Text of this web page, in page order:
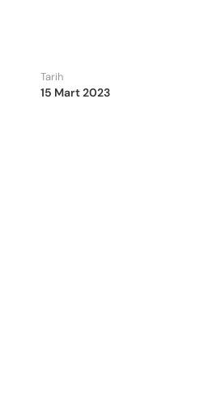
Tarih
15 Mart 2023